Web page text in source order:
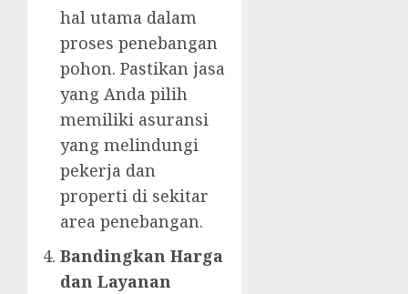
hal utama dalam
proses penebangan
pohon. Pastikan jasa
yang Anda pilih
memiliki asuransi
yang melindungi
pekerja dan
properti di sekitar
area penebangan.
Bandingkan Harga
dan Layanan